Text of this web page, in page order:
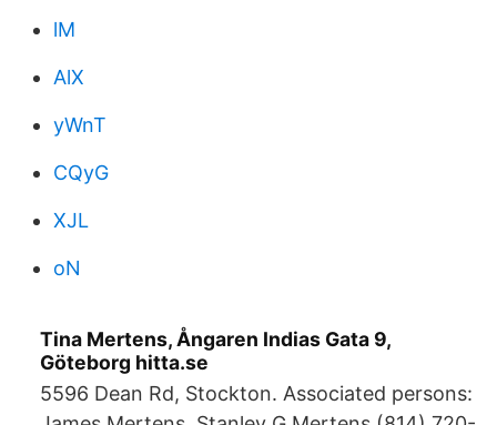
lM
AlX
yWnT
CQyG
XJL
oN
Tina Mertens, Ångaren Indias Gata 9,
Göteborg hitta.se
5596 Dean Rd, Stockton. Associated persons: